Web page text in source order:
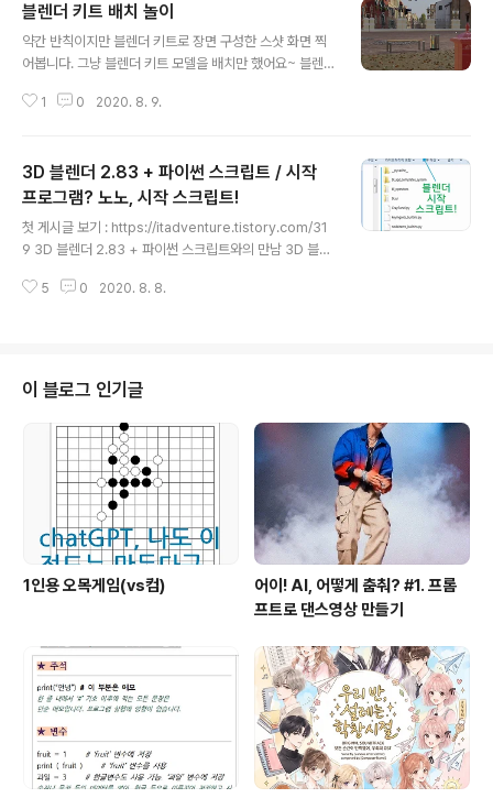
블렌더 키트 배치 놀이
약간 반칙이지만 블렌더 키트로 장면 구성한 스샷 화면 찍
어봅니다. 그냥 블렌더 키트 모델을 배치만 했어요~ 블렌
ps://itadventure.tistory.com/283 블렌더 키트 애드
니다. 무료로 사용가능한 오브젝트, 매트리얼 등을 제공하
거든요. 위에 보이는 집도 사실 무료 컨텐츠에 포함된 도구
입 itadventure.tistory.com
1 0 2020. 8. 9.
3D 블렌더 2.83 + 파이썬 스크립트 / 시작
프로그램? 노노, 시작 스크립트!
첫 게시글 보기 : https://itadventure.tistory.com/31
9 3D 블렌더 2.83 + 파이썬 스크립트와의 만남 3D 블렌
요. 관련 스크립트를 통해 재미난 것들을 할 수가 있지요.
다가 다시 시작하면, 추가한 패널이 어디론가 온데 간데 없
어졌을 겁니다. 어떻게 된 걸까요? 사실 지난번에 실행한
파이썬 스크립트는 1회용입니다. 다시 UI 패널을 추가하기
위해서는 지난번 작업했던 .blend 파일을 열고 스크립트
를 다시 실행해야만 하지요. 은근히 번거롭지..
5 0 2020. 8. 8.
이 블로그 인기글
1인용 오목게임(vs컴)
어이! AI, 어떻게 춤춰? #1. 프롬
프트로 댄스영상 만들기